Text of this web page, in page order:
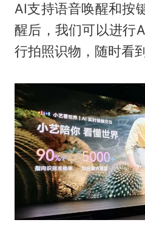
AI支持语音唤醒和按
醒后，我们可以进行
行拍照识物，随时看